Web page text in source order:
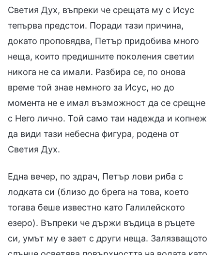
Светия Дух, въпреки че срещата му с Исус
тепърва предстои. Поради тази причина,
докато проповядва, Петър придобива много
неща, които предишните поколения светии
никога не са имали. Разбира се, по онова
време той знае немного за Исус, но до
момента не е имал възможност да се срещне
с Него лично. Той само таи надежда и копнеж
да види тази небесна фигура, родена от
Светия Дух.
Една вечер, по здрач, Петър лови риба с
лодката си (близо до брега на това, което
тогава беше известно като Галилейското
езеро). Въпреки че държи въдица в ръцете
си, умът му е зает с други неща. Залязващото